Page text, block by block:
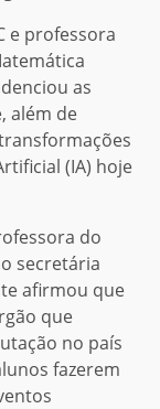
e professora
as
além de
(IA) hoje
do
secretária
afirmou que
que
no país
fazerem